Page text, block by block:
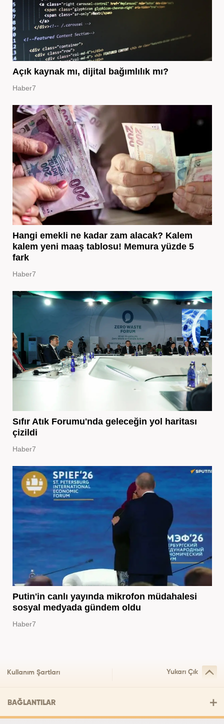
Açık kaynak mı, dijital bağımlılık mı?
Haber7
Hangi emekli ne kadar zam alacak? Kalem
kalem yeni maaş tablosu! Memura yüzde 5
fark
Haber7
Sıfır Atık Forumu'nda geleceğin yol haritası
çizildi
Haber7
Putin'in canlı yayında mikrofon müdahalesi
sosyal medyada gündem oldu
Haber7
Kullanım Şartları Yukarı Çık
BAĞLANTILAR